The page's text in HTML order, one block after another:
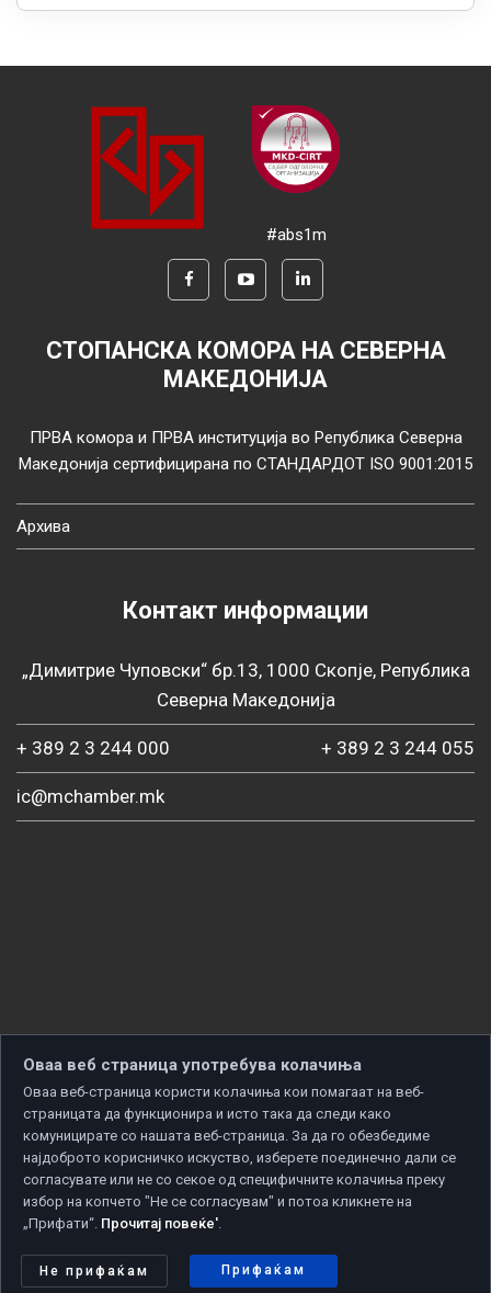
#abs1m
СТОПАНСКА КОМОРА НА СЕВЕРНА
МАКЕДОНИЈА
ПРВА комора и ПРВА институција во Република Северна
Македонија сертифицирана по СТАНДАРДОТ ISO 9001:2015
Архива
Контакт информации
„Димитрие Чуповски“ бр.13, 1000 Скопје, Република
Северна Македонија
+ 389 2 3 244 000 + 389 2 3 244 055
ic@mchamber.mk
Copyright © 2026 Developed by
Политика за приватност | Политика за колачиња
Оваа веб страница употребува колачиња
Оваа веб-страница користи колачиња кои помагаат на веб-
страницата да функционира и исто така да следи како
комуницирате со нашата веб-страница. За да го обезбедиме
најдоброто корисничко искуство, изберете поединечно дали се
согласувате или не со секое од специфичните колачиња преку
избор на копчето "Не се согласувам" и потоа кликнете на
„Прифати“. Прочитај повеќе'.
Не прифаќам Прифаќам